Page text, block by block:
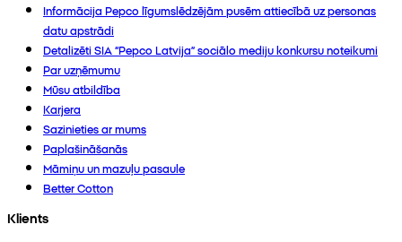
Informācija Pepco līgumslēdzējām pusēm attiecībā uz personas
datu apstrādi
Detalizēti SIA “Pepco Latvija” sociālo mediju konkursu noteikumi
Par uzņēmumu
Mūsu atbildība
Karjera
Sazinieties ar mums
Paplašināšanās
Māmiņu un mazuļu pasaule
Better Cotton
Klients